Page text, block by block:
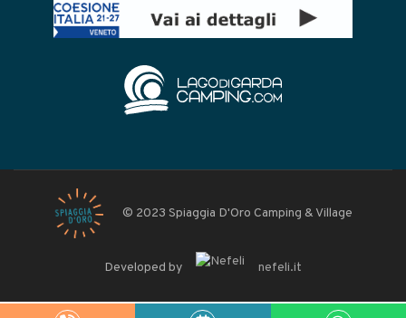
© 2023 Spiaggia D'Oro Camping & Village
Developed by nefeli.it